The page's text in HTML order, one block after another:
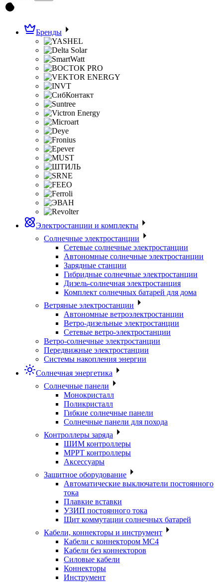
Бренды
Электростанции и комплекты
Солнечные электростанции
Сетевые солнечные электростанции
Автономные солнечные электростанции
Зарядные станции
Гибридные солнечные электростанции
Дизель-солнечная электростанция
Комплект солнечных батарей для дома
Ветряные электростанции
Автономные ветроэлектростанции
Ветро-дизельные электростанции
Сетевые ветро-электростанции
Ветро-солнечные электростанции
Передвижные электростанции
Системы накопления энергии
Солнечная энергетика
Солнечные панели
Монокристалл
Поликристалл
Гибкие солнечные панели
Солнечные панели для похода
Контроллеры заряда
ШИМ контроллеры
МРРТ контроллеры
Аксессуары
Защитное оборудование
Автоматические выключатели постоянного
тока
Плавкие вставки
УЗИП постоянного тока
Щит коммутации солнечных батарей
Кабели, коннекторы и инструмент
Кабели с коннектором МС4
Кабели без коннекторов
Силовые кабели
Коннекторы
Инструмент